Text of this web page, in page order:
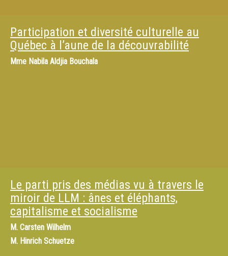
Participation et diversité culturelle au
Québec à l’aune de la découvrabilité
Mme Nabila Aldjia Bouchala
Le parti pris des médias vu à travers le
miroir de LLM : ânes et éléphants,
capitalisme et socialisme
M. Carsten Wilhelm
M. Hinrich Schuetze